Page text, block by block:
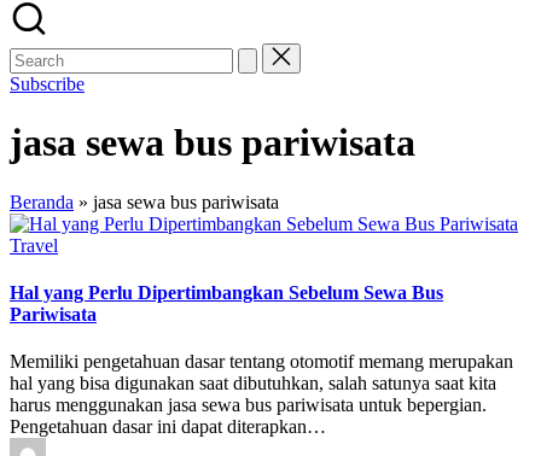
Subscribe
jasa sewa bus pariwisata
Beranda » jasa sewa bus pariwisata
Posted
Travel
Hal yang Perlu Dipertimbangkan Sebelum Sewa Bus
Pariwisata
Memiliki pengetahuan dasar tentang otomotif memang merupakan
hal yang bisa digunakan saat dibutuhkan, salah satunya saat kita
harus menggunakan jasa sewa bus pariwisata untuk bepergian.
Pengetahuan dasar ini dapat diterapkan…
Posted